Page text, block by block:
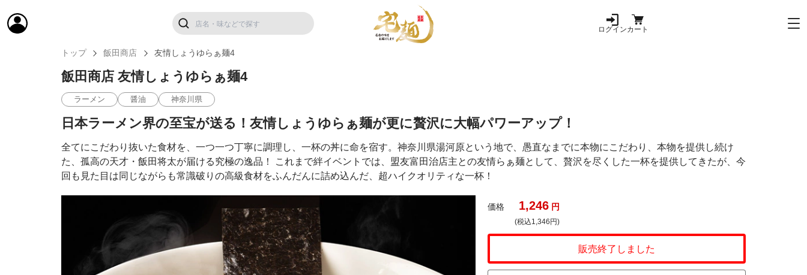
ログインカート
トップ 飯田商店 友情しょうゆらぁ麺4
飯田商店 友情しょうゆらぁ麺4
ラーメン 醤油 神奈川県
日本ラーメン界の至宝が送る！友情しょうゆらぁ麺が更に贅沢に大幅パワーアップ！
全てにこだわり抜いた食材を、一つ一つ丁寧に調理し、一杯の丼に命を宿す。神奈川県湯河原という地で、愚直なまでに本物にこだわり、本物を提供し続け
た、孤高の天才・飯田将太が届ける究極の逸品！ これまで絆イベントでは、盟友富田治店主との友情らぁ麺として、贅沢を尽くした一杯を提供してきたが、今
回も見た目は同じながらも常識破りの高級食材をふんだんに詰め込んだ、超ハイクオリティな一杯！
価格 1,246 円
(税込1,346円)
販売終了しました